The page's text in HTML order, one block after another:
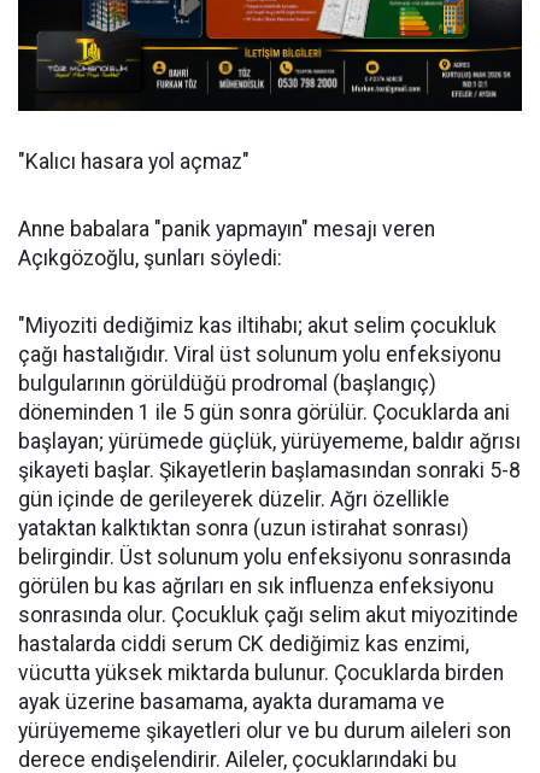
"Kalıcı hasara yol açmaz"
Anne babalara "panik yapmayın" mesajı veren
Açıkgözoğlu, şunları söyledi:
"Miyoziti dediğimiz kas iltihabı; akut selim çocukluk
çağı hastalığıdır. Viral üst solunum yolu enfeksiyonu
bulgularının görüldüğü prodromal (başlangıç)
döneminden 1 ile 5 gün sonra görülür. Çocuklarda ani
başlayan; yürümede güçlük, yürüyememe, baldır ağrısı
şikayeti başlar. Şikayetlerin başlamasından sonraki 5-8
gün içinde de gerileyerek düzelir. Ağrı özellikle
yataktan kalktıktan sonra (uzun istirahat sonrası)
belirgindir. Üst solunum yolu enfeksiyonu sonrasında
görülen bu kas ağrıları en sık influenza enfeksiyonu
sonrasında olur. Çocukluk çağı selim akut miyozitinde
hastalarda ciddi serum CK dediğimiz kas enzimi,
vücutta yüksek miktarda bulunur. Çocuklarda birden
ayak üzerine basamama, ayakta duramama ve
yürüyememe şikayetleri olur ve bu durum aileleri son
derece endişelendirir. Aileler, çocuklarındaki bu